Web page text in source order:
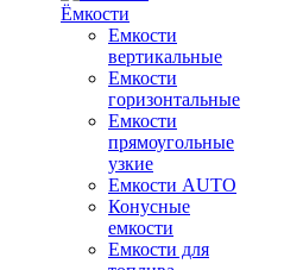
Ёмкости
Емкости
вертикальные
Емкости
горизонтальные
Емкости
прямоугольные
узкие
Емкости АUТО
Конусные
емкости
Емкости для